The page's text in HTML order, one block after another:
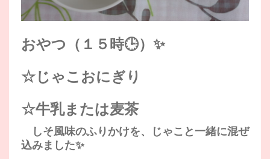
おやつ（１５時🕒）✨
☆じゃこおにぎり
☆牛乳または麦茶
しそ風味のふりかけを、じゃこと一緒に混ぜ
込みました✨